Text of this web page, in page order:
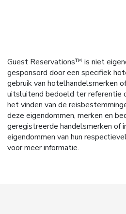
Guest Reservations™ is niet
gesponsord door een specifiek
gebruik van hotelhandelsmerken
uitsluitend bedoeld ter referentie
het vinden van de
deze eigendommen, merken en
geregistreerde handelsmerken of
eigendommen van hun
voor meer informatie.